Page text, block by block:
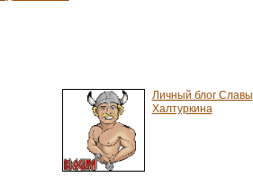
Личный блог Славы
Халтуркина